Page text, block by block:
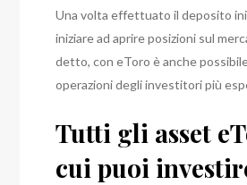
Una volta effettuato il deposito
iniziare ad aprire posizioni sul
detto, con eToro è anche
operazioni degli investitori più
Tutti gli asset
cui puoi